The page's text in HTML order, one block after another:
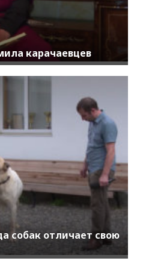
карачаевцев
собак отличает свою